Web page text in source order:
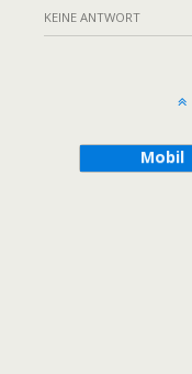
KEINE ANTWORT
Mobil